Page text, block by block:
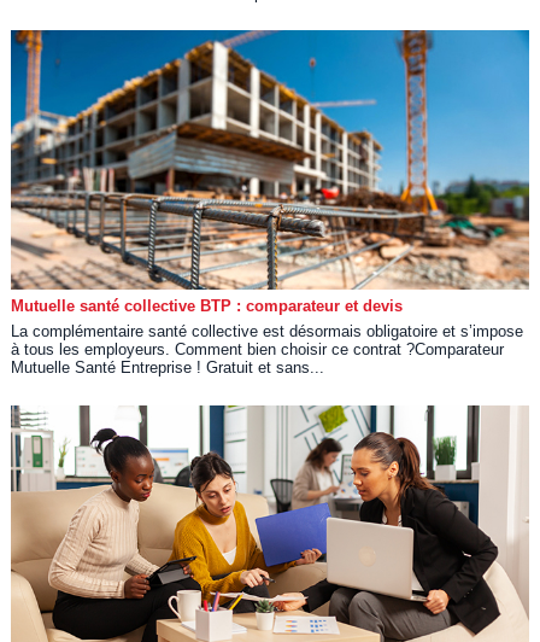
Mutuelle santé collective BTP : comparateur et devis
La complémentaire santé collective est désormais obligatoire et s’impose
à tous les employeurs. Comment bien choisir ce contrat ?Comparateur
Mutuelle Santé Entreprise ! Gratuit et sans...